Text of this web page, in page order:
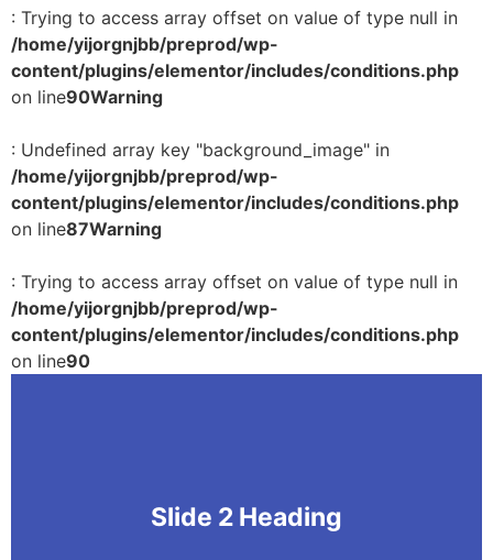
: Trying to access array offset on value of type null in
/home/yijorgnjbb/preprod/wp-
content/plugins/elementor/includes/conditions.php
on line90Warning
: Undefined array key "background_image" in
/home/yijorgnjbb/preprod/wp-
content/plugins/elementor/includes/conditions.php
on line87Warning
: Trying to access array offset on value of type null in
/home/yijorgnjbb/preprod/wp-
content/plugins/elementor/includes/conditions.php
on line90
Slide 2 Heading